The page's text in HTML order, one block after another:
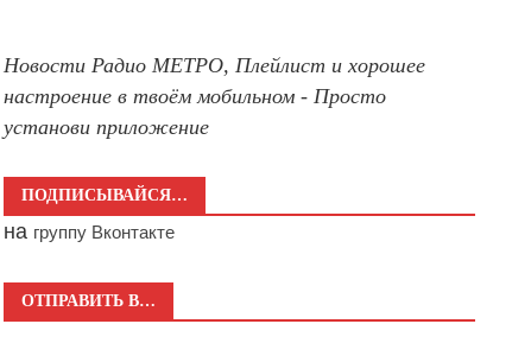
Новости Радио МЕТРО, Плейлист и хорошее
настроение в твоём мобильном - Просто
установи приложение
ПОДПИСЫВАЙСЯ…
на группу Вконтакте
ОТПРАВИТЬ В…